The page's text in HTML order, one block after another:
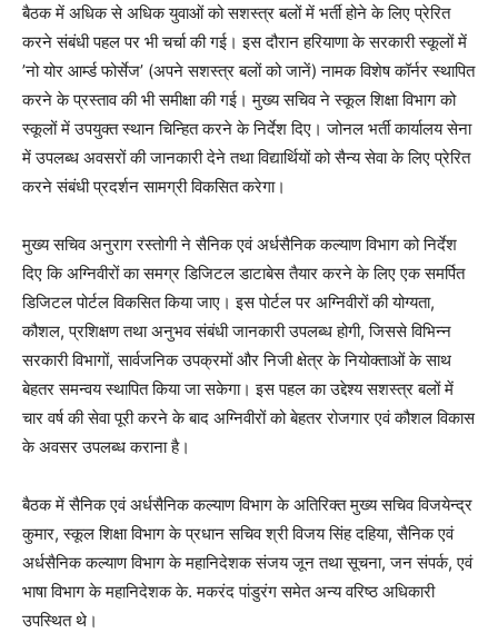
बैठक में अधिक से अधिक युवाओं को सशस्त्र बलों में भर्ती होने के लिए प्रेरित
करने संबंधी पहल पर भी चर्चा की गई। इस दौरान हरियाणा के सरकारी स्कूलों में
’नो योर आर्म्ड फोर्सेज’ (अपने सशस्त्र बलों को जानें) नामक विशेष कॉर्नर स्थापित
करने के प्रस्ताव की भी समीक्षा की गई। मुख्य सचिव ने स्कूल शिक्षा विभाग को
स्कूलों में उपयुक्त स्थान चिन्हित करने के निर्देश दिए। जोनल भर्ती कार्यालय सेना
में उपलब्ध अवसरों की जानकारी देने तथा विद्यार्थियों को सैन्य सेवा के लिए प्रेरित
करने संबंधी प्रदर्शन सामग्री विकसित करेगा।
मुख्य सचिव अनुराग रस्तोगी ने सैनिक एवं अर्धसैनिक कल्याण विभाग को निर्देश
दिए कि अग्निवीरों का समग्र डिजिटल डाटाबेस तैयार करने के लिए एक समर्पित
डिजिटल पोर्टल विकसित किया जाए। इस पोर्टल पर अग्निवीरों की योग्यता,
कौशल, प्रशिक्षण तथा अनुभव संबंधी जानकारी उपलब्ध होगी, जिससे विभिन्न
सरकारी विभागों, सार्वजनिक उपक्रमों और निजी क्षेत्र के नियोक्ताओं के साथ
बेहतर समन्वय स्थापित किया जा सकेगा। इस पहल का उद्देश्य सशस्त्र बलों में
चार वर्ष की सेवा पूरी करने के बाद अग्निवीरों को बेहतर रोजगार एवं कौशल विकास
के अवसर उपलब्ध कराना है।
बैठक में सैनिक एवं अर्धसैनिक कल्याण विभाग के अतिरिक्त मुख्य सचिव विजयेन्द्र
कुमार, स्कूल शिक्षा विभाग के प्रधान सचिव श्री विजय सिंह दहिया, सैनिक एवं
अर्धसैनिक कल्याण विभाग के महानिदेशक संजय जून तथा सूचना, जन संपर्क, एवं
भाषा विभाग के महानिदेशक के. मकरंद पांडुरंग समेत अन्य वरिष्ठ अधिकारी
उपस्थित थे।